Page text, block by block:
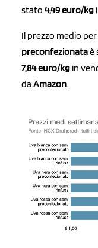
stato 4,49 euro/kg
Il prezzo medio
preconfezionataè
7,84 euro/kg in
da Amazon.